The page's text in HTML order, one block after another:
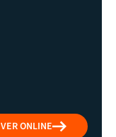
VER ONLINE